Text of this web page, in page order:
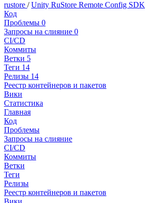
rustore / Unity RuStore Remote Config SDK
Код
Проблемы 0
Запросы на слияние 0
CI/CD
Коммиты
Ветки 5
Теги 14
Релизы 14
Реестр контейнеров и пакетов
Вики
Статистика
Главная
Код
Проблемы
Запросы на слияние
CI/CD
Коммиты
Ветки
Теги
Релизы
Реестр контейнеров и пакетов